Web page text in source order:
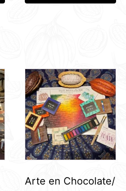
Arte en Chocolate/